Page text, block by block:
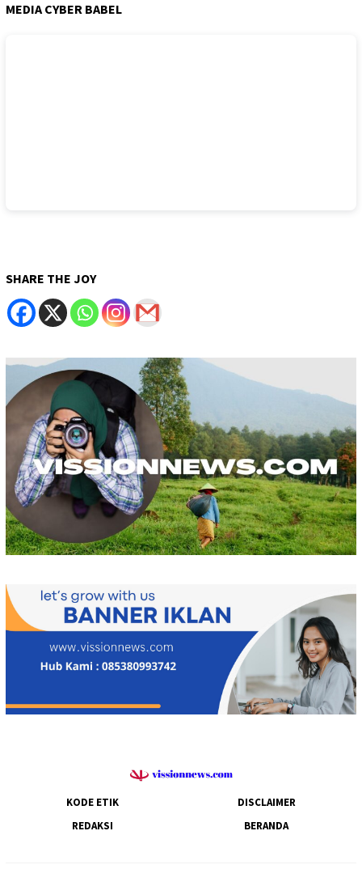
MEDIA CYBER BABEL
SHARE THE JOY
KODE ETIK
DISCLAIMER
REDAKSI
BERANDA